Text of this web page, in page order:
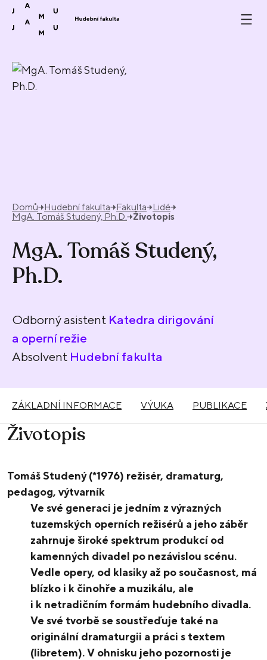
Přeskočit na obsah
Domů Hudební fakulta Fakulta
Lidé
MgA. Tomáš Studený, Ph.D.
Životopis
MgA. Tomáš Studený,
Ph.D.
Odborný asistent Katedra dirigování
a operní režie
Absolvent Hudební fakulta
ZÁKLADNÍ INFORMACE VÝUKA PUBLIKACE
Životopis
Tomáš Studený (*1976) režisér, dramaturg,
pedagog, výtvarník
Ve své generaci je jedním z výrazných
tuzemských operních režisérů a jeho záběr
zahrnuje široké spektrum produkcí od
kamenných divadel po nezávislou scénu.
Vedle opery, od klasiky až po současnost, má
blízko i k činohře a muzikálu, ale
i k netradičním formám hudebního divadla.
Ve své tvorbě se soustřeďuje také na
originální dramaturgii a práci s textem
(libretem). V ohnisku jeho pozornosti je